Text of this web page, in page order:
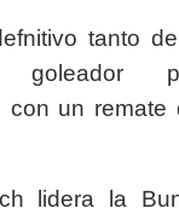
tanto
con un
lidera la